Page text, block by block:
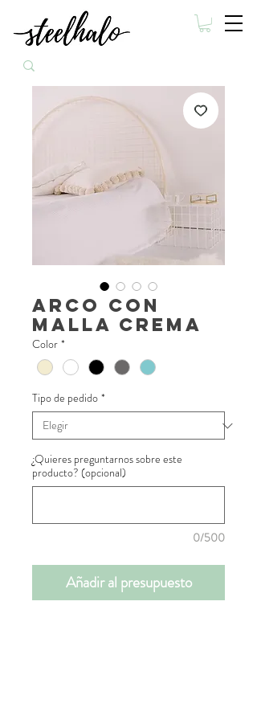
Arco con
malla crema
Color *
Tipo de pedido *
¿Quieres preguntarnos sobre este
producto? (opcional)
0/500
Añadir al presupuesto